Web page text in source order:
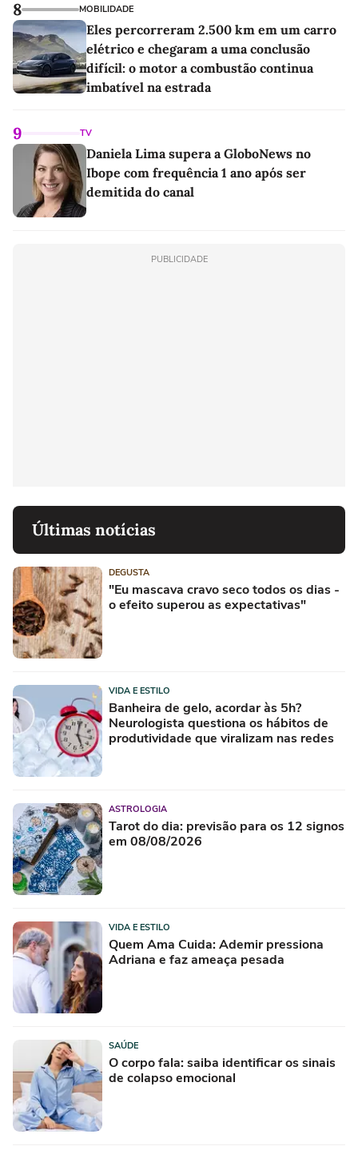
8 MOBILIDADE
Eles percorreram 2.500 km em um carro
elétrico e chegaram a uma conclusão
difícil: o motor a combustão continua
imbatível na estrada
9 TV
Daniela Lima supera a GloboNews no
Ibope com frequência 1 ano após ser
demitida do canal
PUBLICIDADE
Últimas notícias
DEGUSTA
"Eu mascava cravo seco todos os dias -
o efeito superou as expectativas"
VIDA E ESTILO
Banheira de gelo, acordar às 5h?
Neurologista questiona os hábitos de
produtividade que viralizam nas redes
ASTROLOGIA
Tarot do dia: previsão para os 12 signos
em 08/08/2026
VIDA E ESTILO
Quem Ama Cuida: Ademir pressiona
Adriana e faz ameaça pesada
SAÚDE
O corpo fala: saiba identificar os sinais
de colapso emocional